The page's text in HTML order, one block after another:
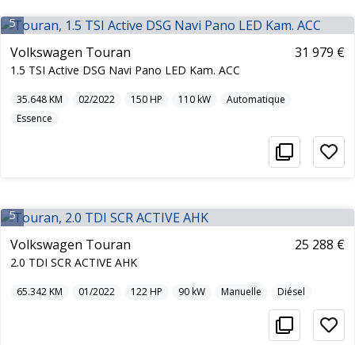
5
Volkswagen Touran
1.5 TSI Active DSG Navi Pano LED Kam. ACC
31 979 €
35.648KM 02/2022 150HP 110kW
Automatique
Essence
5
Volkswagen Touran
2.0 TDI SCR ACTIVE AHK
25 288 €
65.342KM 01/2022 122HP 90kW Manuelle Diésel